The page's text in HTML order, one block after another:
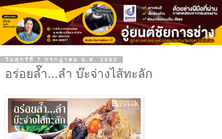
วันศุกร์ที่ 7 กรกฎาคม พ.ศ. 2560
อร่อยล๊ำ...ลำ บ๊ะจ่างไส้ทะลัก